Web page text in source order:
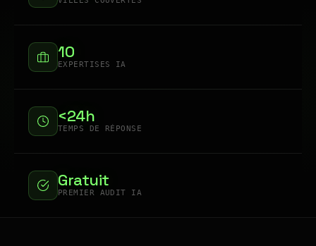
10
EXPERTISES IA
<24h
TEMPS DE RÉPONSE
Gratuit
PREMIER AUDIT IA